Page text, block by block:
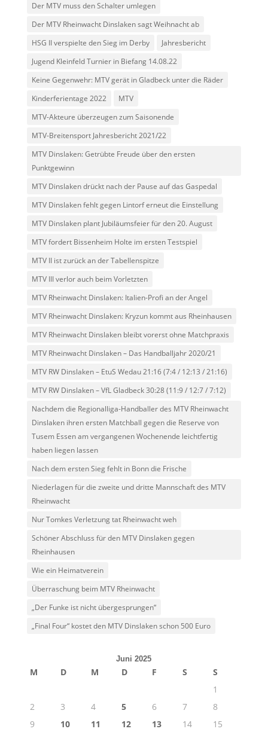
Der MTV muss den Schalter umlegen
Der MTV Rheinwacht Dinslaken sagt Weihnacht ab
HSG II verspielte den Sieg im Derby
Jahresbericht
Jugend Kleinfeld Turnier in Biefang 14.08.22
Keine Gegenwehr: MTV gerät in Gladbeck unter die Räder
Kinderferientage 2022
MTV
MTV-Akteure überzeugen zum Saisonende
MTV-Breitensport Jahresbericht 2021/22
MTV Dinslaken: Getrübte Freude über den ersten
Punktgewinn
MTV Dinslaken drückt nach der Pause auf das Gaspedal
MTV Dinslaken fehlt gegen Lintorf erneut die Einstellung
MTV Dinslaken plant Jubiläumsfeier für den 20. August
MTV fordert Bissenheim Holte im ersten Testspiel
MTV II ist zurück an der Tabellenspitze
MTV III verlor auch beim Vorletzten
MTV Rheinwacht Dinslaken: Italien-Profi an der Angel
MTV Rheinwacht Dinslaken: Kryzun kommt aus Rheinhausen
MTV Rheinwacht Dinslaken bleibt vorerst ohne Matchpraxis
MTV Rheinwacht Dinslaken – Das Handballjahr 2020/21
MTV RW Dinslaken – EtuS Wedau 21:16 (7:4 / 12:13 / 21:16)
MTV RW Dinslaken – VfL Gladbeck 30:28 (11:9 / 12:7 / 7:12)
Nachdem die Regionalliga-Handballer des MTV Rheinwacht
Dinslaken ihren ersten Matchball gegen die Reserve von
Tusem Essen am vergangenen Wochenende leichtfertig
haben liegen lassen
Nach dem ersten Sieg fehlt in Bonn die Frische
Niederlagen für die zweite und dritte Mannschaft des MTV
Rheinwacht
Nur Tomkes Verletzung tat Rheinwacht weh
Schöner Abschluss für den MTV Dinslaken gegen
Rheinhausen
Wie ein Heimatverein
Überraschung beim MTV Rheinwacht
„Der Funke ist nicht übergesprungen“
„Final Four“ kostet den MTV Dinslaken schon 500 Euro
Juni 2025
M D M D F S
S
1
2
3 4 5 6 7
8
9
10 11 12 13 14
15